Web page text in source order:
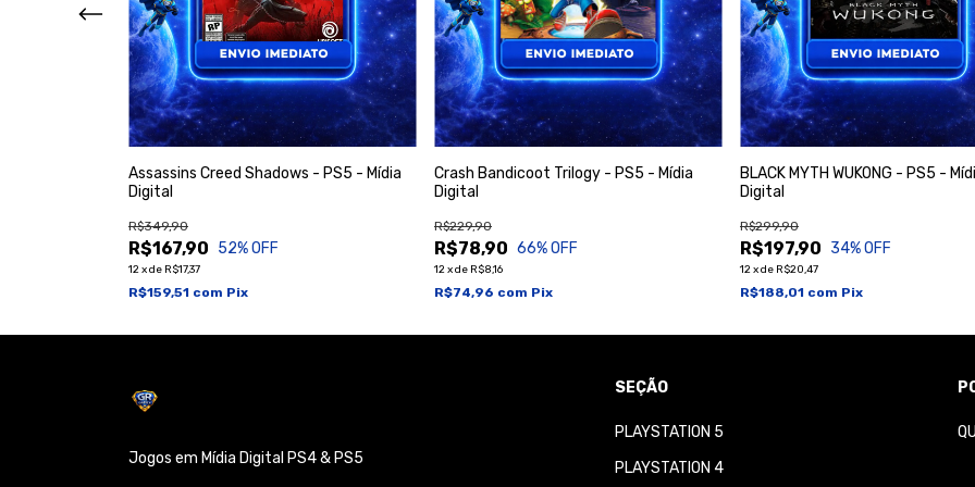
Assassins Creed Shadows - PS5 - Mídia
Digital
R$167,90
R$349,90
52% OFF
12xde R$17,37
R$159,51 com Pix
Crash Bandicoot Trilogy - PS5 - Mídia
Digital
R$78,90
R$229,90
66% OFF
12xde R$8,16
R$74,96 com Pix
BLACK MYTH WUKONG - PS5 -
Digital
R$197,90
R$299,90
34% OFF
12xde R$20,47
R$188,01 com Pix
Jogos em Mídia Digital PS4 & PS5
SEÇÃO
PLAYSTATION 5
PLAYSTATION 4